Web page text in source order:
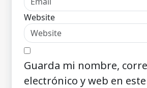
Website
Guarda mi nombre,
electrónico y web en